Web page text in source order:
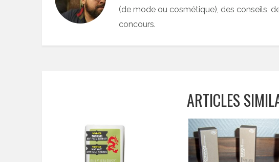
(de mode ou cosmétique), des conseils,
concours.
ARTICLES